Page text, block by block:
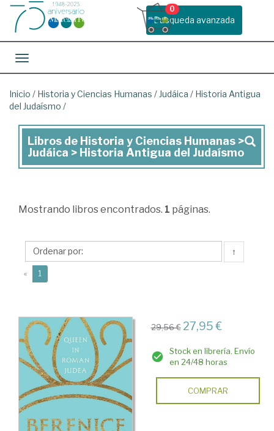
Busqueda avanzada
0
Toggle navigation
Inicio / Historia y Ciencias Humanas / Judáica / Historia Antigua
del Judaísmo /
Libros
de
y
Humanas
>
Judáica
Historia
Antigua
del
Judaísmo
Libros de Historia y Ciencias Humanas >
Judáica > Historia Antigua del Judaísmo
Mostrando libros encontrados. 1 páginas.
↑
« 1
29,56 € 27,95 €
Stock en librería. Envío
en 24/48 horas
COMPRAR